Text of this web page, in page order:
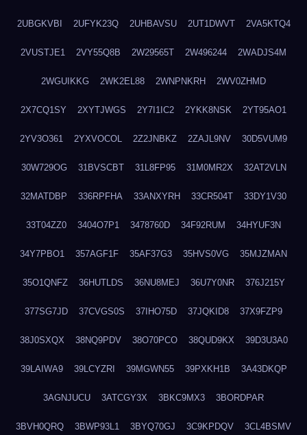
2UBGKVBI 2UFYK23Q 2UHBAVSU 2UT1DWVT 2VA5KTQ4
2VUSTJE1 2VY55Q8B 2W29565T 2W496244 2WADJS4M
2WGUIKKG 2WK2EL88 2WNPNKRH 2WV0ZHMD
2X7CQ1SY 2XYTJWGS 2Y7I1IC2 2YKK8NSK 2YT95AO1
2YV3O361 2YXVOCOL 2Z2JNBKZ 2ZAJL9NV 30D5VUM9
30W729OG 31BVSCBT 31L8FP95 31M0MR2X 32AT2VLN
32MATDBP 336RPFHA 33ANXYRH 33CR504T 33DY1V30
33T04ZZ0 3404O7P1 3478760D 34F92RUM 34HYUF3N
34Y7PBO1 357AGF1F 35AF37G3 35HVS0VG 35MJZMAN
35O1QNFZ 36HUTLDS 36NU8MEJ 36U7Y0NR 376J215Y
377SG7JD 37CVGS0S 37IHO75D 37JQKID8 37X9FZP9
38J0SXQX 38NQ9PDV 38O70PCO 38QUD9KX 39D3U3A0
39LAIWA9 39LCYZRI 39MGWN55 39PXKH1B 3A43DKQP
3AGNJUCU 3ATCGY3X 3BKC9MX3 3BORDPAR
3BVH0QRQ 3BWP93L1 3BYQ70GJ 3C9KPDQV 3CL4BSMV